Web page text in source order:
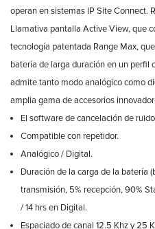
operan en sistemas IP Site Connect.
Llamativa pantalla Active View, que
tecnología patentada Range Max,
batería de larga duración en un perfil
admite tanto modo analógico como
amplia gama de accesorios
El software de cancelación de
Compatible con repetidor.
Analógico / Digital.
Duración de la carga de la batería
transmisión, 5% recepción, 90%
/ 14 hrs en Digital.
Espaciado de canal 12.5 Khz y 25